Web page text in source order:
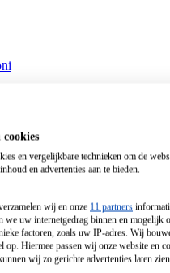
en vergelijkbare technieken om de
en advertenties aan te bieden.
wij en onze 11 partners
we uw internetgedrag binnen en mogelijk
factoren, zoals uw IP-adres. Wij
op. Hiermee passen wij onze website en
wij zo gerichte advertenties laten